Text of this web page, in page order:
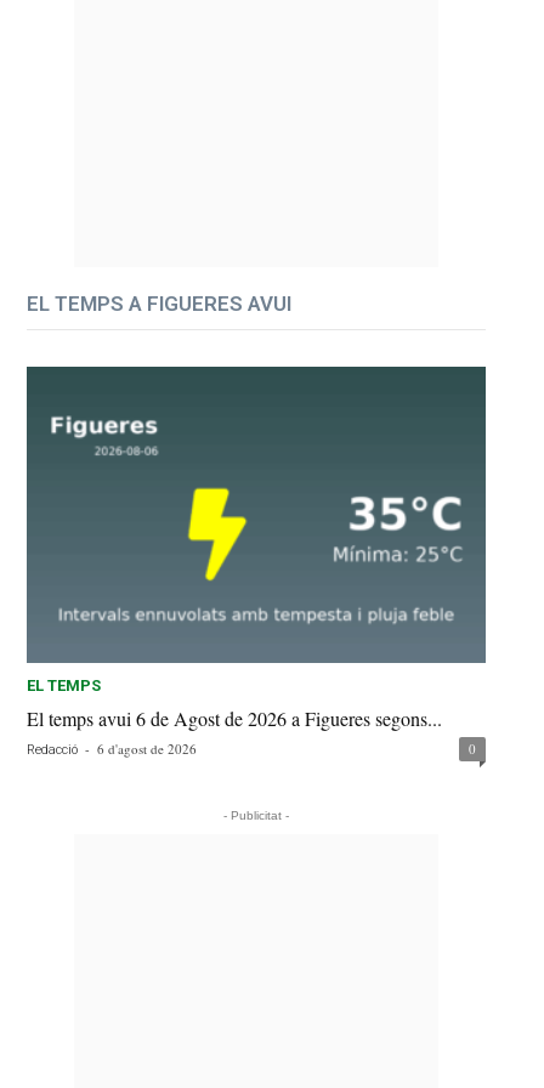
EL TEMPS A FIGUERES AVUI
EL TEMPS
El temps avui 6 de Agost de 2026 a Figueres segons...
Redacció - 6 d'agost de 2026 0
- Publicitat -